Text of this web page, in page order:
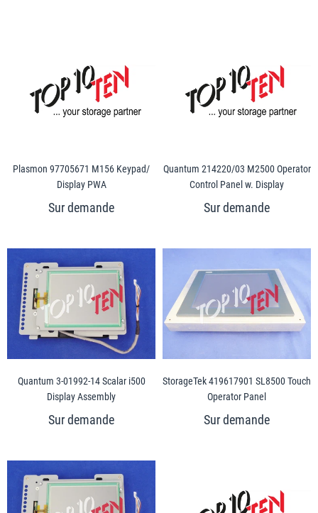
Plasmon 97705671 M156 Keypad/
Display PWA
Quantum 214220/03 M2500 Operator
Control Panel w. Display
Quantum 3-01992-14 Scalar i500
Display Assembly
StorageTek 419617901 SL8500 Touch
Operator Panel